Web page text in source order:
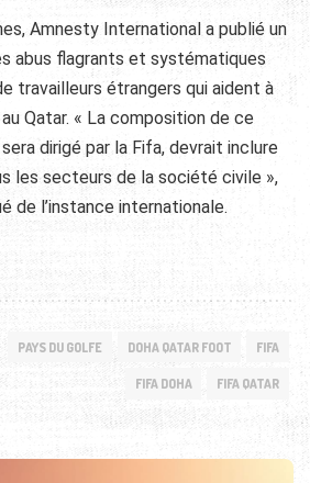
Amnesty International a publié un
abus flagrants et systématiques
travailleurs étrangers qui aident à
Qatar. « La composition de ce
dirigé par la Fifa, devrait inclure
les secteurs de la société civile »,
de l’instance internationale.
PAYS DU GOLFE DOHA QATAR FOOT FIFA
FIFA DOHA FIFA QATAR